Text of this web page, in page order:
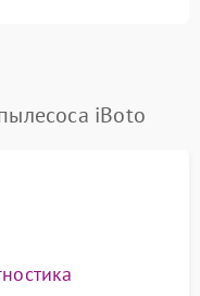
iBoto